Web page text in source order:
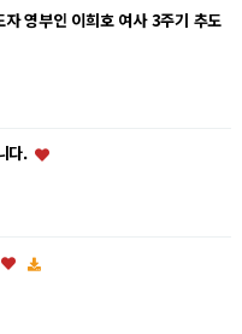
영부인 이희호 여사 3주기 추도
다.